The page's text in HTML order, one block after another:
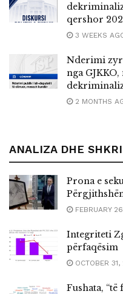
qershor
3 WEEKS
Nderimi
nga
2 MONTHS
ANALIZA DHE
Prona e
FEBRUARY
Integriteti
përfaqësim
OCTOBER 31,
Fushata,